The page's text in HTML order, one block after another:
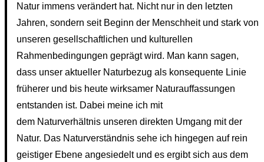
Natur immens verändert hat. Nicht nur in den letzten
Jahren, sondern seit Beginn der Menschheit und stark von
unseren gesellschaftlichen und kulturellen
Rahmenbedingungen geprägt wird. Man kann sagen,
dass unser aktueller Naturbezug als konsequente Linie
früherer und bis heute wirksamer Naturauffassungen
entstanden ist. Dabei meine ich mit
dem Naturverhältnis unseren direkten Umgang mit der
Natur. Das Naturverständnis sehe ich hingegen auf rein
geistiger Ebene angesiedelt und es ergibt sich aus dem